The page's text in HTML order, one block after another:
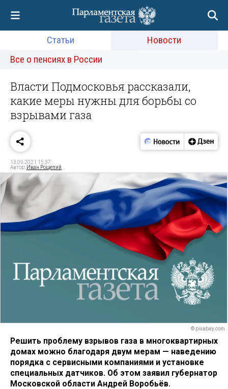
Статьи
Новости
Все о пенсиях в России
Власти Подмосковья рассказали,
какие меры нужны для борьбы со
взрывами газа
13.09.2021 15:37
Автор: Иван Рощепий
© pixabay.com
Решить проблему взрывов газа в многоквартирных
домах можно благодаря двум мерам — наведению
порядка с сервисными компаниями и установке
специальных датчиков. Об этом заявил губернатор
Московской области Андрей Воробьёв.